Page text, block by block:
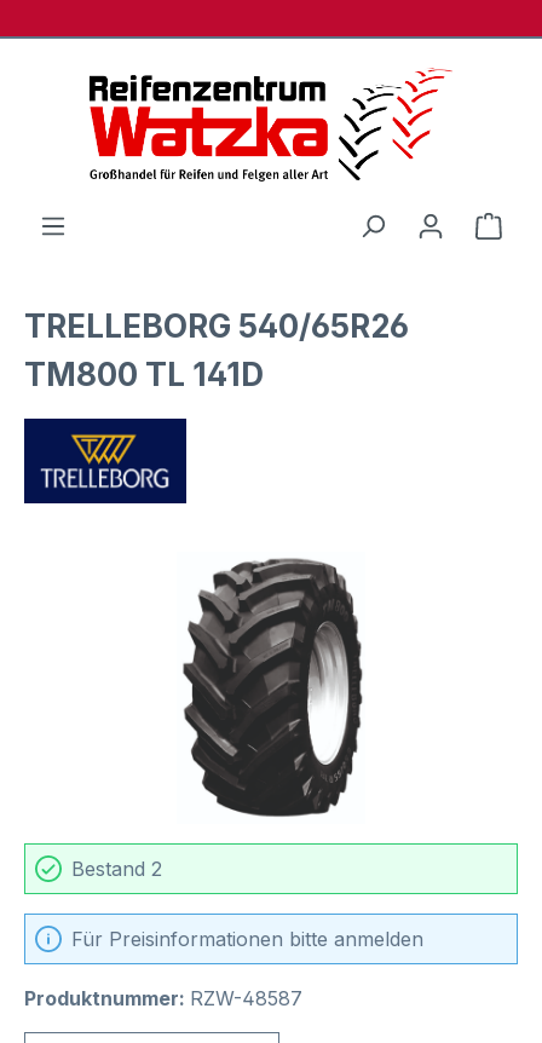
TRELLEBORG 540/65R26
TM800 TL 141D
Bildergalerie überspringen
Bestand 2
Für Preisinformationen bitte anmelden
Produktnummer: RZW-48587